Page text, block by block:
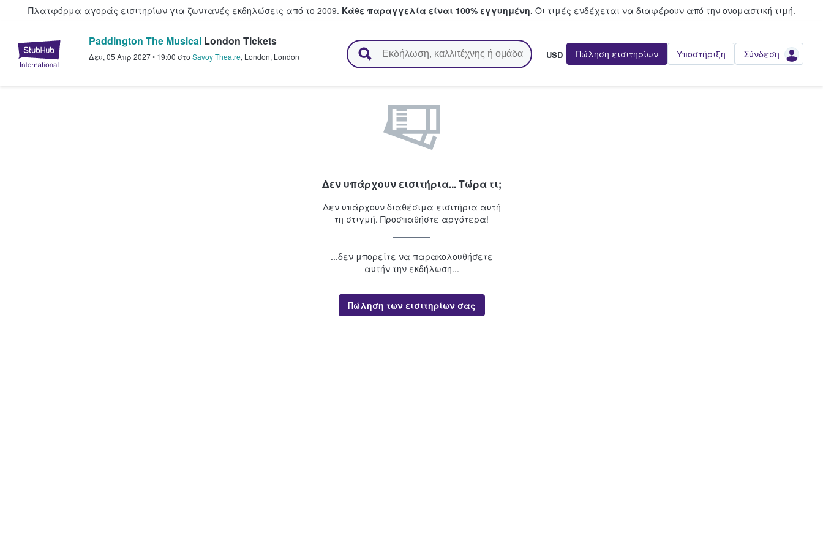
Πλατφόρμα αγοράς εισιτηρίων για ζωντανές εκδηλώσεις από το 2009. Κάθε παραγγελία είναι 100% εγγυημένη. Οι τιμές ενδέχεται να διαφέρουν από την oνομαστική τιμή.
StubHub - Όπου οι φαν αγοράζουν και πουλούν εισιτήρια
Paddington The Musical London Tickets
Δευ, 05 Απρ 2027• 19:00 στο Savoy Theatre, London, London USD Πώληση εισιτηρίων Υποστήριξη Σύνδεση
Δεν υπάρχουν εισιτήρια... Τώρα τι;
Δεν υπάρχουν διαθέσιμα εισιτήρια αυτή
τη στιγμή. Προσπαθήστε αργότερα!
...δεν μπορείτε να παρακολουθήσετε
αυτήν την εκδήλωση...
Πώληση των εισιτηρίων σας